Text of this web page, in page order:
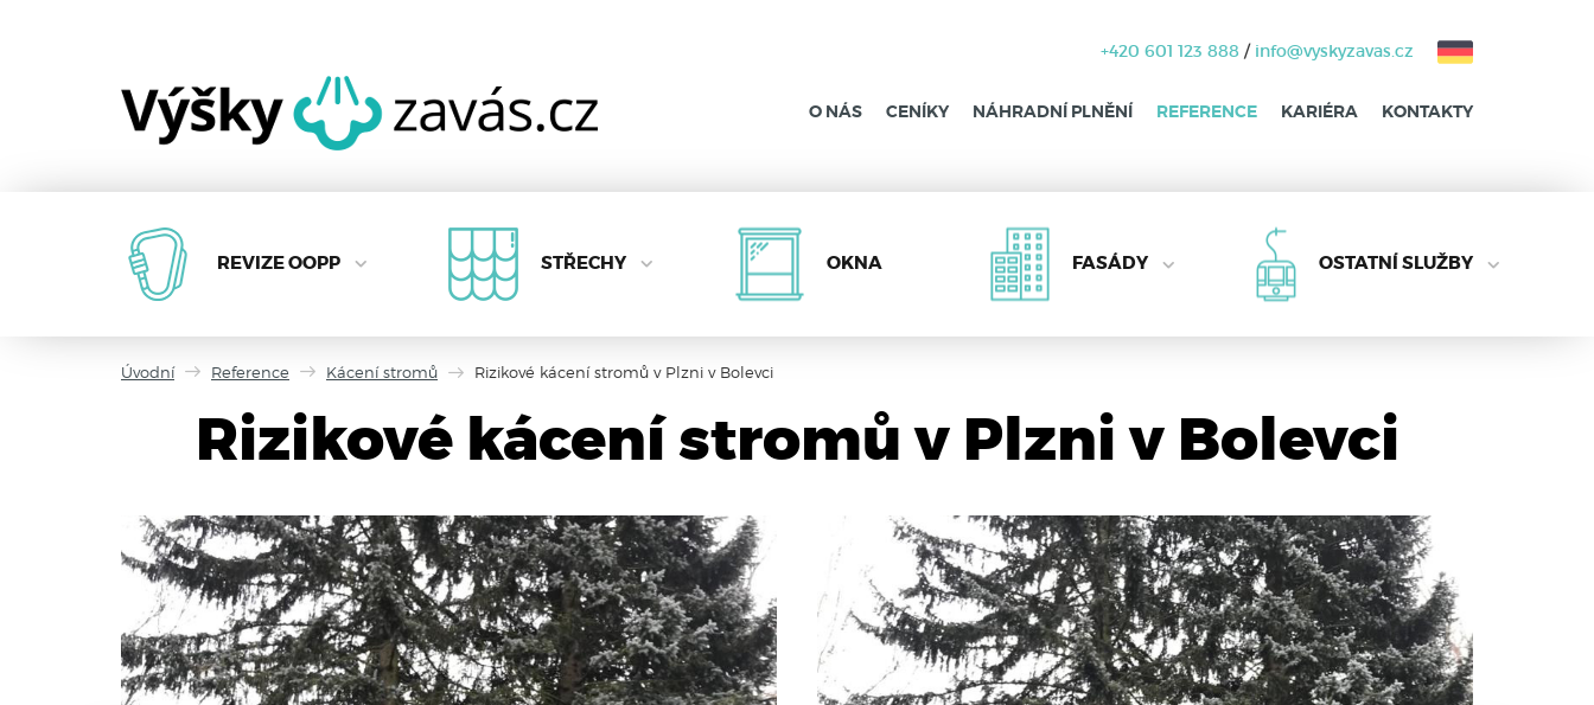
+420 601 123 888 / info@vyskyzavas.cz
O NÁS CENÍKY NÁHRADNÍ PLNĚNÍ REFERENCE KARIÉRA KONTAKTY
REVIZE OOPP STŘECHY OKNA FASÁDY OSTATNÍ SLUŽBY
Úvodní Reference Kácení stromů Rizikové kácení stromů v Plzni v Bolevci
Rizikové kácení stromů v Plzni v Bolevci